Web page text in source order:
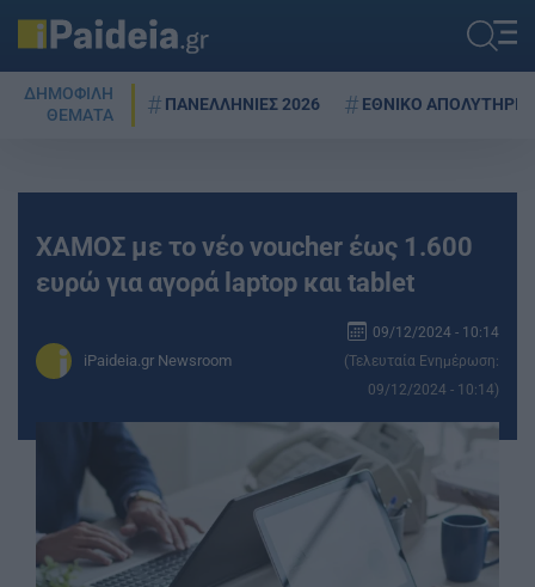
ΔΗΜΟΦΙΛΗ
ΘΕΜΑΤΑ
ΠΑΝΕΛΛΗΝΙΕΣ 2026 ΕΘΝΙΚΟ ΑΠΟΛΥΤΗΡΙΟ
ΧΑΜΟΣ με το νέο voucher έως 1.600
ευρώ για αγορά laptop και tablet
iPaideia.gr Newsroom
09/12/2024 - 10:14
(Τελευταία Ενημέρωση:
09/12/2024 - 10:14)